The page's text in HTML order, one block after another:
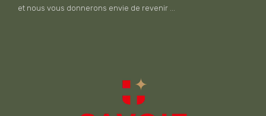
et nous vous donnerons envie de revenir ...